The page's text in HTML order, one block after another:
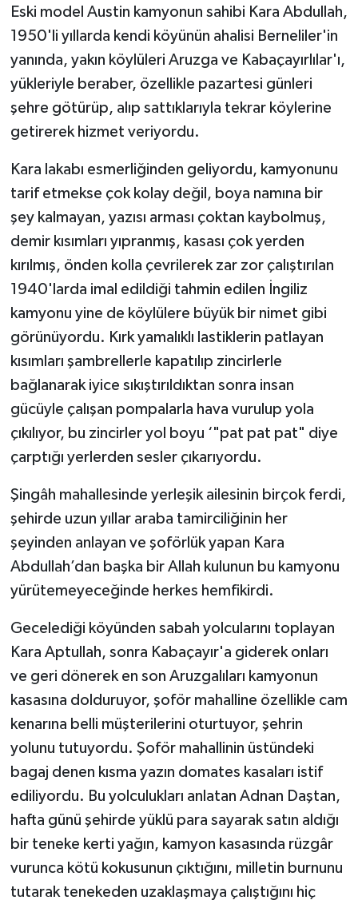
Eski model Austin kamyonun sahibi Kara Abdullah,
1950'li yıllarda kendi köyünün ahalisi Berneliler'in
yanında, yakın köylüleri Aruzga ve Kabaçayırlılar'ı,
yükleriyle beraber, özellikle pazartesi günleri
şehre götürüp, alıp sattıklarıyla tekrar köylerine
getirerek hizmet veriyordu.
Kara lakabı esmerliğinden geliyordu, kamyonunu
tarif etmekse çok kolay değil, boya namına bir
şey kalmayan, yazısı arması çoktan kaybolmuş,
demir kısımları yıpranmış, kasası çok yerden
kırılmış, önden kolla çevrilerek zar zor çalıştırılan
1940'larda imal edildiği tahmin edilen İngiliz
kamyonu yine de köylülere büyük bir nimet gibi
görünüyordu. Kırk yamalıklı lastiklerin patlayan
kısımları şambrellerle kapatılıp zincirlerle
bağlanarak iyice sıkıştırıldıktan sonra insan
gücüyle çalışan pompalarla hava vurulup yola
çıkılıyor, bu zincirler yol boyu ‘"pat pat pat" diye
çarptığı yerlerden sesler çıkarıyordu.
Şingâh mahallesinde yerleşik ailesinin birçok ferdi,
şehirde uzun yıllar araba tamirciliğinin her
şeyinden anlayan ve şoförlük yapan Kara
Abdullah’dan başka bir Allah kulunun bu kamyonu
yürütemeyeceğinde herkes hemfikirdi.
Gecelediği köyünden sabah yolcularını toplayan
Kara Aptullah, sonra Kabaçayır'a giderek onları
ve geri dönerek en son Aruzgalıları kamyonun
kasasına dolduruyor, şoför mahalline özellikle cam
kenarına belli müşterilerini oturtuyor, şehrin
yolunu tutuyordu. Şoför mahallinin üstündeki
bagaj denen kısma yazın domates kasaları istif
ediliyordu. Bu yolculukları anlatan Adnan Daştan,
hafta günü şehirde yüklü para sayarak satın aldığı
bir teneke kerti yağın, kamyon kasasında rüzgâr
vurunca kötü kokusunun çıktığını, milletin burnunu
tutarak tenekeden uzaklaşmaya çalıştığını hiç